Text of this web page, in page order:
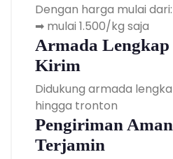
Dengan harga mulai dari:
➡ mulai 1.500/kg saja
Armada Lengkap
Kirim
Didukung armada
hingga tronton
Pengiriman
Terjamin